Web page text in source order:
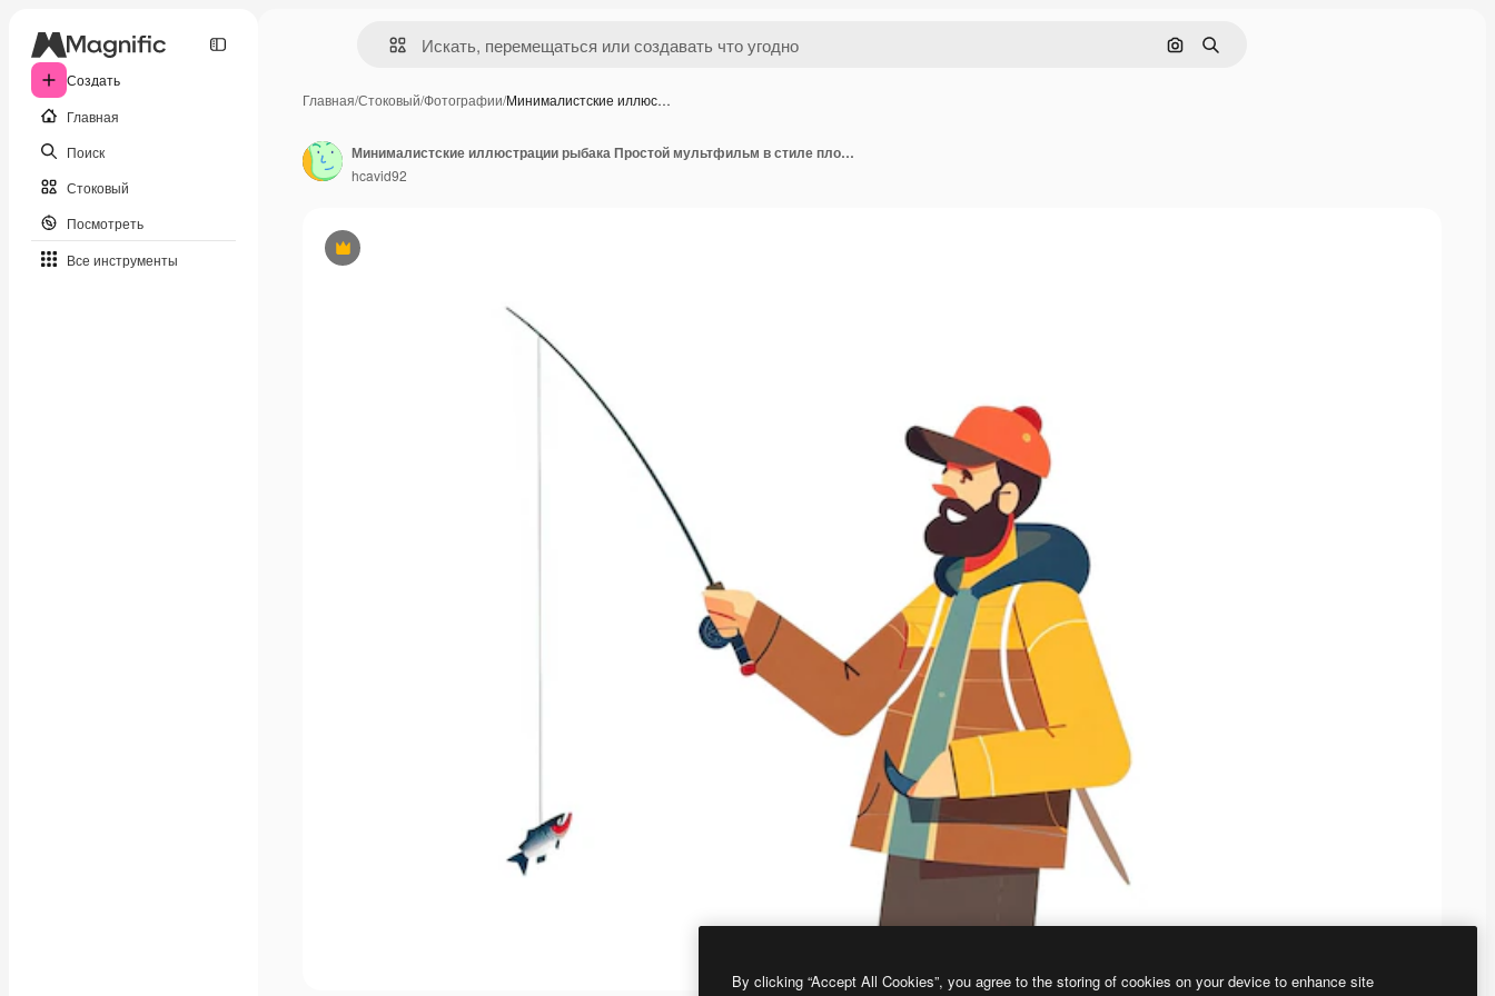
Создать
Главная
Поиск
Стоковый
Посмотреть
Все инструменты
Поиск по изображению
Поиск
Главная/Стоковый/Фотографии/Минималистские иллюс…
Премиум
Минималистские иллюстрации рыбака Простой мультфильм в стиле плоского рыбака высококачественный ген ИИ
hcavid92
By clicking “Accept All Cookies”, you agree to the storing of cookies on your device to enhance site